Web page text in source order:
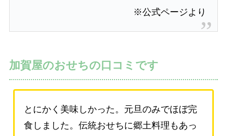
※公式ページより
加賀屋のおせちの口コミです
とにかく美味しかった。元旦のみでほぼ完
食しました。伝統おせちに郷土料理もあっ